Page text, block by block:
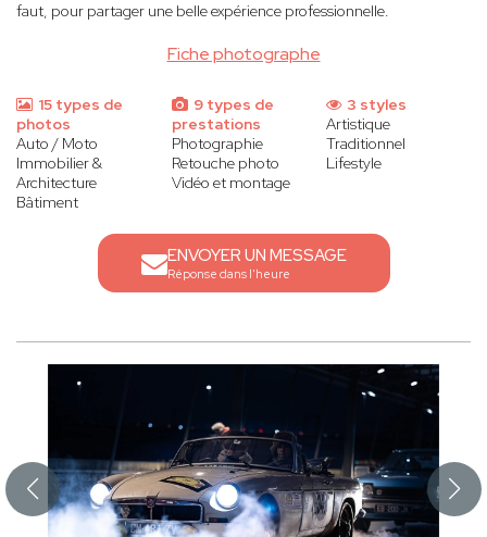
Fiche photographe
faut, pour partager une belle expérience professionnelle.
15 types de
photos
Auto / Moto
Immobilier &
Architecture
Bâtiment
9 types de
prestations
Photographie
Retouche photo
Vidéo et montage
3 styles
Artistique
Traditionnel
Lifestyle
ENVOYER UN MESSAGE
Réponse dans l'heure